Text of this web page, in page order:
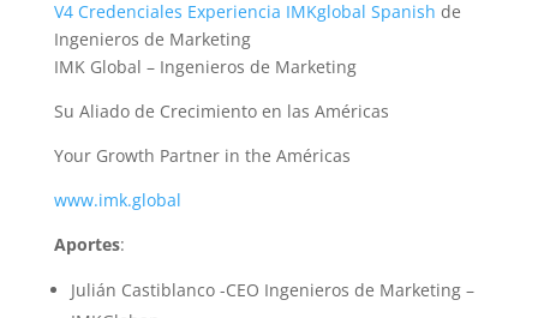
V4 Credenciales Experiencia IMKglobal Spanish de
Ingenieros de Marketing
IMK Global – Ingenieros de Marketing
Su Aliado de Crecimiento en las Américas
Your Growth Partner in the Américas
www.imk.global
Aportes:
Julián Castiblanco -CEO Ingenieros de Marketing –